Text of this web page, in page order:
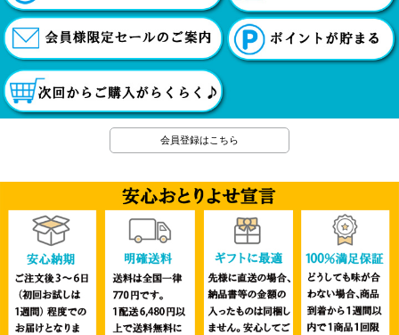
会員登録はこちら